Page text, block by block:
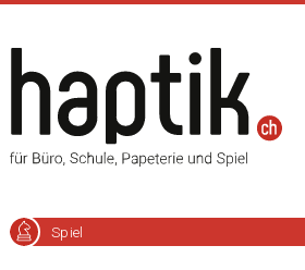
Spiel